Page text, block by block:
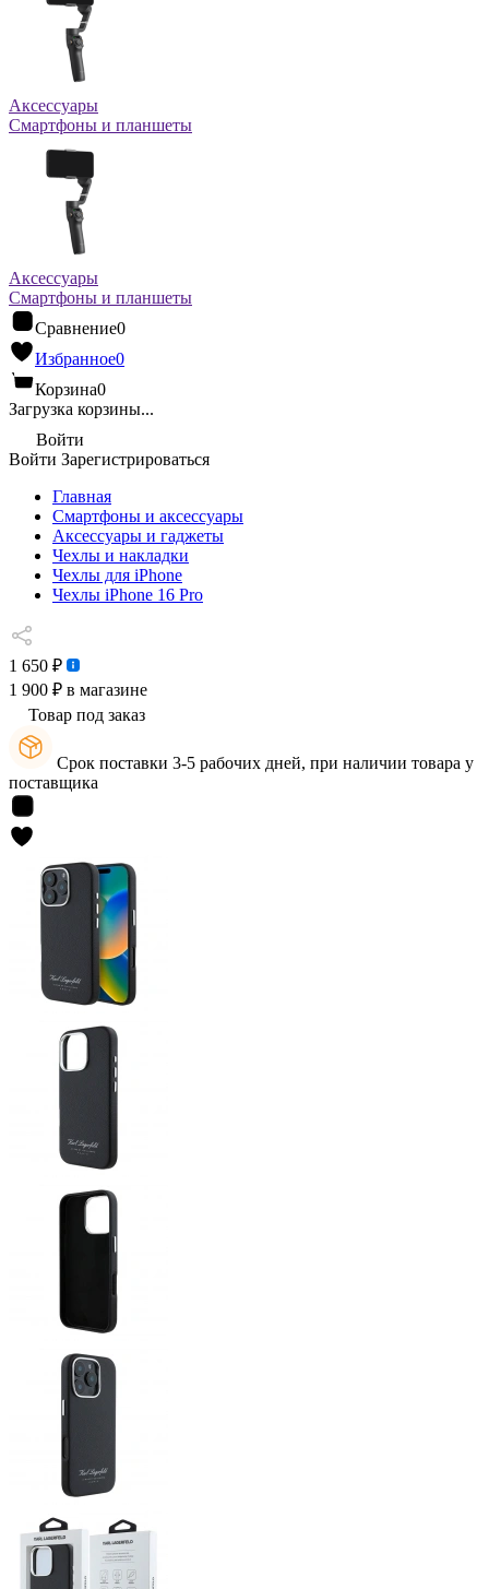
Аксессуары
Смартфоны и планшеты
Аксессуары
Смартфоны и планшеты
Сравнение0
Избранное0
Корзина0
Загрузка корзины...
Войти
Войти Зарегистрироваться
Главная
Смартфоны и аксессуары
Аксессуары и гаджеты
Чехлы и накладки
Чехлы для iPhone
Чехлы iPhone 16 Pro
1 650 ₽
1 900 ₽ в магазине
Товар под заказ
Срок поставки 3-5 рабочих дней, при наличии товара у
поставщика